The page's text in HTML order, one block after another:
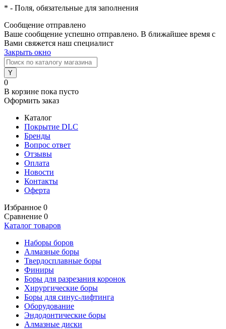
* - Поля, обязательные для заполнения
Сообщение отправлено
Ваше сообщение успешно отправлено. В ближайшее время с
Вами свяжется наш специалист
Закрыть окно
0
В корзине пока пусто
Оформить заказ
Каталог
Покрытие DLC
Бренды
Вопрос ответ
Отзывы
Оплата
Новости
Контакты
Оферта
Избранное 0
Сравнение 0
Каталог товаров
Наборы боров
Алмазные боры
Твердосплавные боры
Финиры
Боры для разрезания коронок
Хирургические боры
Боры для синус-лифтинга
Оборудование
Эндодонтические боры
Алмазные диски